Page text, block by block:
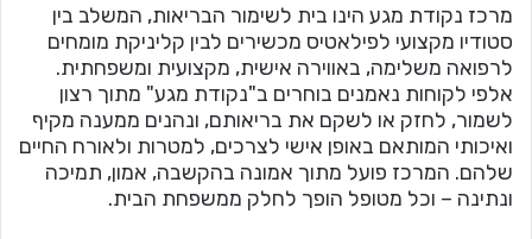
מרכז נקודת מגע הינו בית לשימור הבריאות, המשלב בין
סטודיו מקצועי לפילאטיס מכשירים לבין קליניקת מומחים
לרפואה משלימה, באווירה אישית, מקצועית ומשפחתית.
אלפי לקוחות נאמנים בוחרים ב"נקודת מגע" מתוך רצון
לשמור, לחזק או לשקם את בריאותם, ונהנים ממענה מקיף
ואיכותי המותאם באופן אישי לצרכים, למטרות ולאורח החיים
שלהם. המרכז פועל מתוך אמונה בהקשבה, אמון, תמיכה
ונתינה – וכל מטופל הופך לחלק ממשפחת הבית.